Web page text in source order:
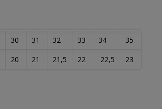
30 31 32 33 34
35
20 21 21,5 22 22,5 23